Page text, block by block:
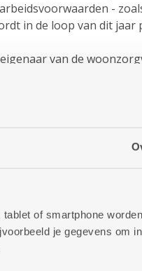
of smartphone
je gegevens om
-
in de loop van dit
van de
te gaan naar een
via een digitale melding)